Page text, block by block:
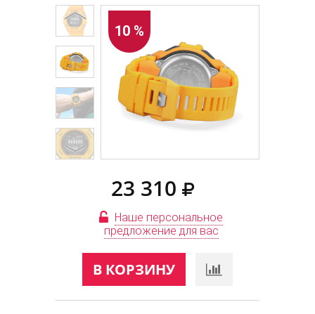
10 %
23 310
Наше персональное
предложение для вас
В КОРЗИНУ